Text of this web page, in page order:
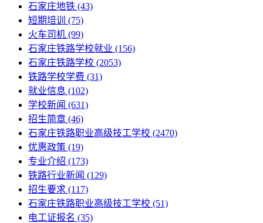
石家庄地铁 (43)
短期培训
(75)
火车司机 (99)
石家庄铁路学校就业 (156)
石家庄铁路学校 (2053)
铁路学校学费 (31)
就业信息 (102)
学校新闻 (631)
招生简章 (46)
石家庄铁路职业高级技工学校 (2470)
优惠政策 (19)
专业介绍 (173)
铁路行业新闻 (129)
招生要求 (117)
石家庄铁路职业高级技工学校​ (51)
电工证报名 (35)